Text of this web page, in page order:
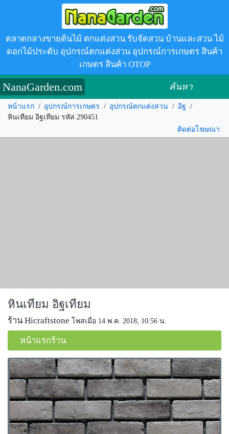
ตลาดกลางขายต้นไม้ ตกแต่งสวน รับจัดสวน บ้านและสวน ไม้
ดอกไม้ประดับ อุปกรณ์ตกแต่งสวน อุปกรณ์การเกษตร สินค้า
เกษตร สินค้า OTOP
NanaGarden.com ค้นหา
หน้าแรก / อุปกรณ์การเกษตร / อุปกรณ์ตกแต่งสวน / อิฐ /
หินเทียม อิฐเทียม รหัส.290451
ติดต่อโฆษณา
หินเทียม อิฐเทียม
ร้าน Hicraftstone โพสเมื่อ 14 พ.ค. 2018, 10:56 น.
หน้าแรกร้าน